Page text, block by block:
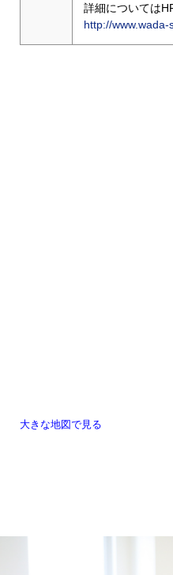
詳細については
http://www.wada-
大きな地図で見る